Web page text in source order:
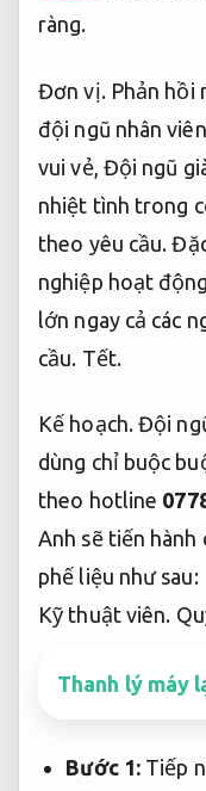
ràng.
Đơn vị. Phản hồi
đội ngũ nhân
vui vẻ, Đội ngũ
nhiệt tình trong
theo yêu cầu.
nghiệp hoạt
lớn ngay cả các
cầu. Tết.
Kế hoạch. Đội
dùng chỉ buộc
theo hotline
Anh sẽ tiến hành
phế liệu như sau:
Kỹ thuật viên.
Thanh lý máy
Bước 1: Tiếp